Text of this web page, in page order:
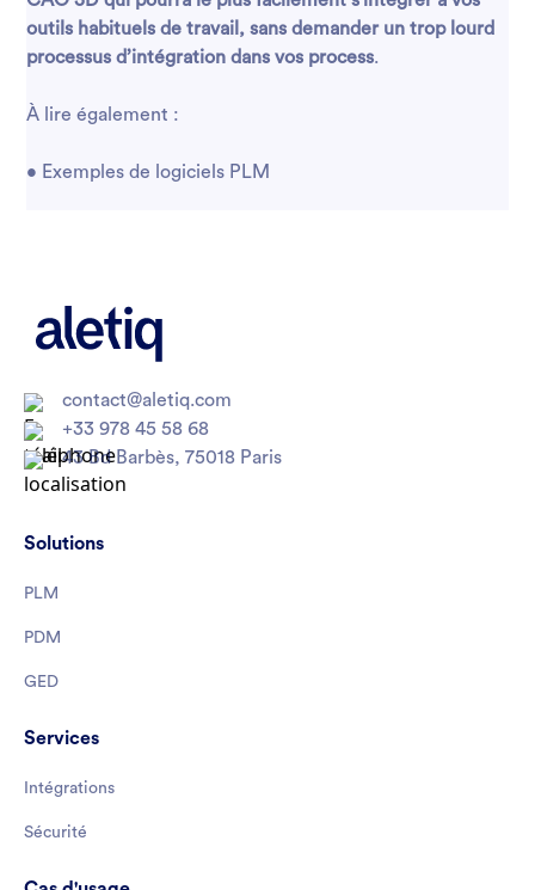
outils habituels de travail, sans demander un trop lourd
processus d’intégration dans vos process.
À lire également :
• Exemples de logiciels PLM
contact@aletiq.com
+33 978 45 58 68
43 Bd Barbès, 75018 Paris
Solutions
PLM
PDM
GED
Services
Intégrations
Sécurité